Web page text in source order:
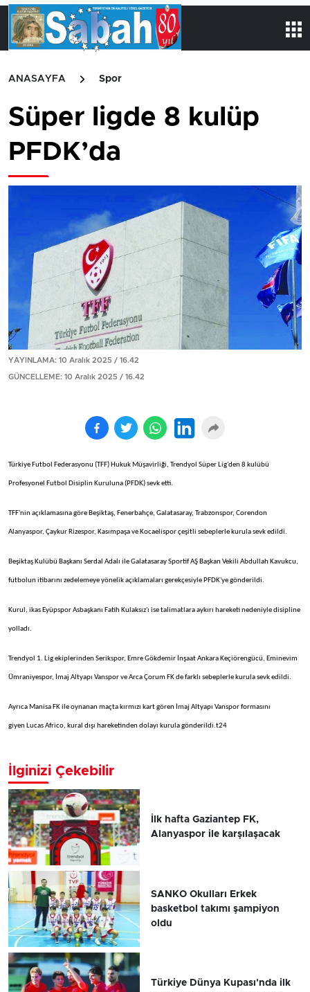
ANASAYFA Spor
Süper ligde 8 kulüp
PFDK’da
YAYINLAMA: 10 Aralık 2025 / 16.42
GÜNCELLEME: 10 Aralık 2025 / 16.42
Türkiye Futbol Federasyonu (TFF) Hukuk Müşavirliği, Trendyol Süper Lig'den 8 kulübü
Profesyonel Futbol Disiplin Kuruluna (PFDK) sevk etti.
TFF'nin açıklamasına göre Beşiktaş, Fenerbahçe, Galatasaray, Trabzonspor, Corendon
Alanyaspor, Çaykur Rizespor, Kasımpaşa ve Kocaelispor çeşitli sebeplerle kurula sevk edildi.
Beşiktaş Kulübü Başkanı Serdal Adalı ile Galatasaray Sportif AŞ Başkan Vekili Abdullah Kavukcu,
futbolun itibarını zedelemeye yönelik açıklamaları gerekçesiyle PFDK'ye gönderildi.
Kurul, ikas Eyüpspor Asbaşkanı Fatih Kulaksız'ı ise talimatlara aykırı hareketi nedeniyle disipline
yolladı.
Trendyol 1. Lig ekiplerinden Serikspor, Emre Gökdemir İnşaat Ankara Keçiörengücü, Eminevim
Ümraniyespor, İmaj Altyapı Vanspor ve Arca Çorum FK de farklı sebeplerle kurula sevk edildi.
Ayrıca Manisa FK ile oynanan maçta kırmızı kart gören İmaj Altyapı Vanspor formasını
giyen Lucas Africo, kural dışı hareketinden dolayı kurula gönderildi.t24
İlginizi Çekebilir
İlk hafta Gaziantep FK,
Alanyaspor ile karşılaşacak
SANKO Okulları Erkek
basketbol takımı şampiyon
oldu
Türkiye Dünya Kupası'nda ilk